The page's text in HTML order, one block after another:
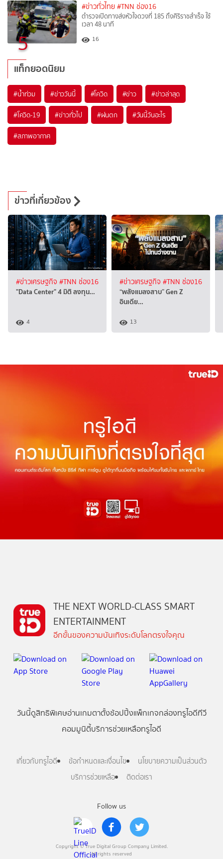
5
#ข่าวทั่วไทย #TNN ช่อง16
ตำรวจเปิดทางส่งหัวใจดวงที่ 185 ถึงศิริราชสำเร็จ ใช้
เวลา 48 นาที
16
แท็กยอดนิยม
#น้ำท่วม #ข่าววันนี้ #โควิด #ข่าว #ข่าวล่าสุด
#โควิด-19 #ข่าวทั่วไป #ฝนตก #วันนี้วันอะไร
#สภาพอากาศ
ข่าวที่เกี่ยวข้อง
#ข่าวเศรษฐกิจ #TNN ช่อง16
"Data Center" 4 มิติ ลงทุน…
4
#ข่าวเศรษฐกิจ #TNN ช่อง16
“พลังแมลงสาบ” Gen Z
อินเดีย…
13
Follow us
Copyright © True Digital Group Company Limited.
All rights reserved
THE NEXT WORLD-CLASS SMART
ENTERTAINMENT
อีกขั้นของความบันเทิงระดับโลกตรงใจคุณ
วันนี้ดูสิทธิพิเศษอ่านเกมตาตั้งช้อปปิ้งแพ็กเกจกล่องทรูไอดีทีวี
คอมมูนิตี้บริการช่วยเหลือทรูไอดี
เกี่ยวกับทรูไอดี ข้อกำหนดและเงื่อนไข
นโยบายความเป็นส่วนตัว
บริการช่วยเหลือ
ติดต่อเรา